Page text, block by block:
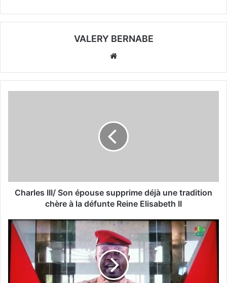
VALERY BERNABE
Charles III/ Son épouse supprime déjà une tradition
chère à la défunte Reine Elisabeth II